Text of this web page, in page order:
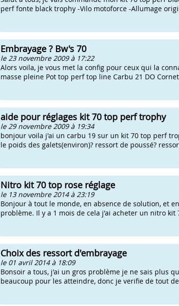
perf fonte black trophy -Vilo motoforce -Allumage
Embrayage ? Bw's 70
le 23 novembre 2009 à 17:22
Alors voila, je vous met la config pour ceux qui la
masse pleine Pot top perf top line Carbu 21 DO
aide pour réglages kit 70 top perf trophy
le 29 novembre 2009 à 19:34
bonjour voila j'ai un carbu 19 sur un kit 70 top perf
le poids des galets(environ)? ressort de poussé?
Nitro kit 70 top rose réglage
le 13 novembre 2014 à 23:19
Bonjour à tout le monde, en absence de solution, et
problème. Il y a 1 mois de cela j'ai acheter un nitro kit
Choix des ressort d'embrayage
le 01 avril 2014 à 18:09
Bonsoir a tous, j'ai un gros problème je ne sais plus
beaucoup pour les atteindre, donc je verifie de tout